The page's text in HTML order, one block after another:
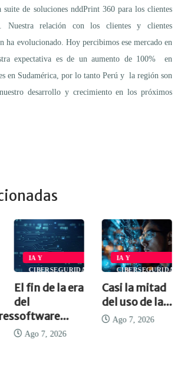
suite de soluciones nddPrint 360 para los clientes
Nuestra relación con los clientes y clientes
ha evolucionado. Hoy percibimos ese mercado en
expectativa es de un aumento de 100% en
en Sudamérica, por lo tanto Perú y la región son
desarrollo y crecimiento en los próximos
la era
2026
CIBERSEGURIDAD
Casi la mitad
del uso de la...
Ago 7, 2026
DE
La
del